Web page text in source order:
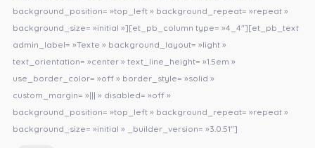
background_position= »top_left » background_repeat= »repeat »
background_size= »initial »][et_pb_column type= »4_4″][et_pb_text
admin_label= »Texte » background_layout= »light »
text_orientation= »center » text_line_height= »1.5em »
use_border_color= »off » border_style= »solid »
custom_margin= »||| » disabled= »off »
background_position= »top_left » background_repeat= »repeat »
background_size= »initial » _builder_version= »3.0.51″]